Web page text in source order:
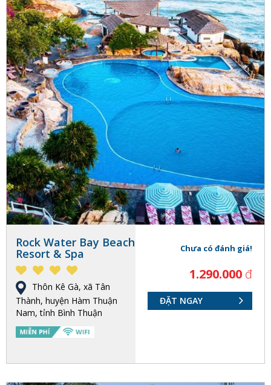
Rock Water Bay Beach
Resort & Spa
Thôn Kê Gà, xã Tân
Thành, huyện Hàm Thuận
Nam, tỉnh Bình Thuận
Chưa có đánh giá!
1.290.000 đ
ĐẶT NGAY